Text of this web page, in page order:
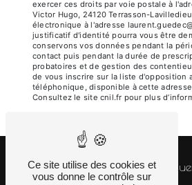
exercer ces droits par voie postale à
Victor Hugo, 24120 Terrasson-
électronique à l'adresse
justificatif d'identité pourra vous être
conservons vos données pendant la
contact puis pendant la durée de
probatoires et de gestion des
de vous inscrire sur la liste d'opposition
téléphonique, disponible à cette
Consultez le site cnil.fr pour plus
Recherches
Ce site utilise des cookies et
vous donne le contrôle sur